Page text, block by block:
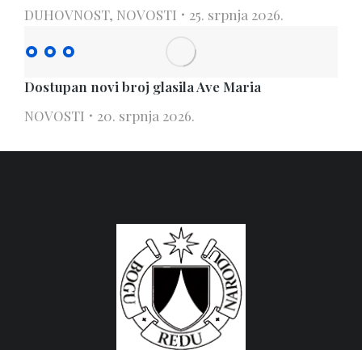
DUHOVNOST, NOVOSTI 25. srpnja 2026.
Dostupan novi broj glasila Ave Maria
NOVOSTI
20. srpnja 2026.